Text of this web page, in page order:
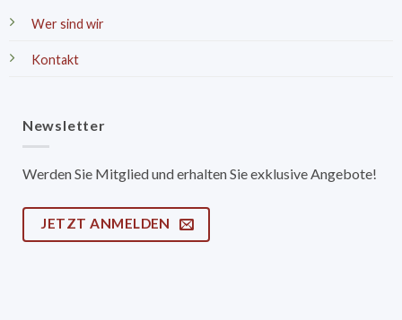
Wer sind wir
Kontakt
Newsletter
Werden Sie Mitglied und erhalten Sie exklusive Angebote!
JETZT ANMELDEN